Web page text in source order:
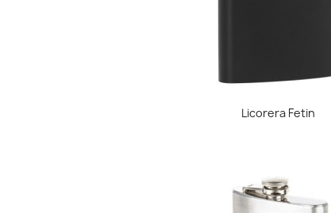
Vista rápida
Licorera Fetin